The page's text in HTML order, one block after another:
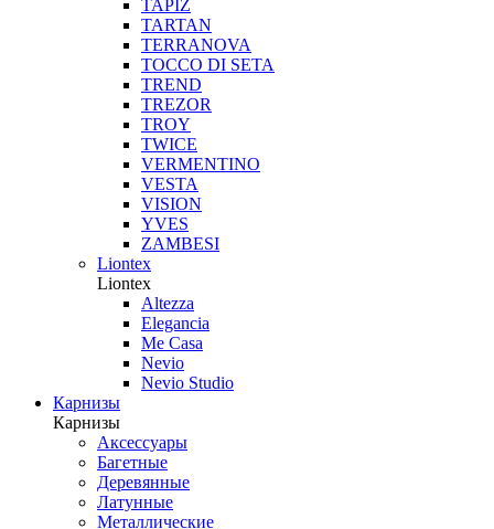
TAPIZ
TARTAN
TERRANOVA
TOCCO DI SETA
TREND
TREZOR
TROY
TWICE
VERMENTINO
VESTA
VISION
YVES
ZAMBESI
Liontex
Liontex
Altezza
Elegancia
Me Casa
Nevio
Nevio Studio
Карнизы
Карнизы
Аксессуары
Багетные
Деревянные
Латунные
Металлические